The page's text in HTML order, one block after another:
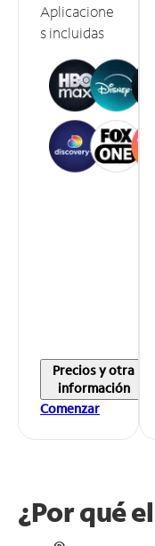
Aplicacione
s incluidas
Precios y otra
información
Comenzar
¿Por qué